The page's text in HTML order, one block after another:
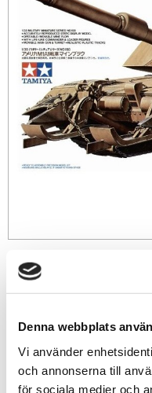
Denna webbplats
Vi använder
och annonserna till
för sociala medier och
389sek
+
-